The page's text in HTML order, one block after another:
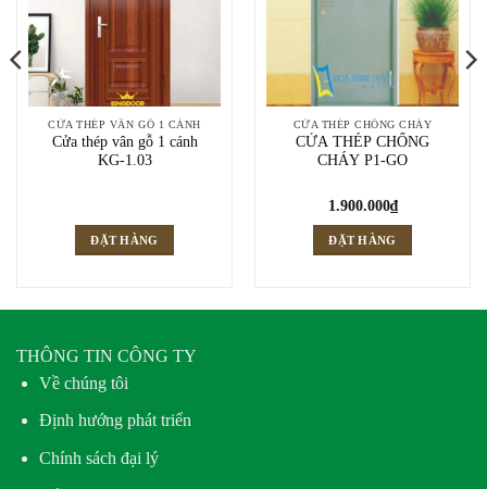
CỬA THÉP VÂN GỖ 1 CÁNH
Cửa thép vân gỗ 1 cánh
KG-1.03
ĐẶT HÀNG
CỬA THÉP CHỐNG CHÁY
CỬA THÉP CHỐNG
CHÁY P1-GO
1.900.000₫
ĐẶT HÀNG
THÔNG TIN CÔNG TY
Về chúng tôi
Định hướng phát triển
Chính sách đại lý